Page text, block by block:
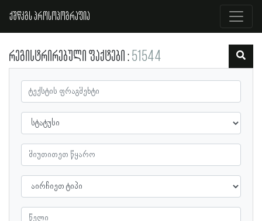
ქშწკგს პროსოპოგრაფია
რეგისტრირებული ფაქტები 51544